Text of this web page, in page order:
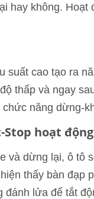
hay không.
suất cao tạo ra
thấp và ngay
năng dừng-
Stop hoạt
và dừng lại, ô tô
thấy bàn đạp
đánh lửa để tắt